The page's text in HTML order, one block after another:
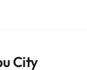
City